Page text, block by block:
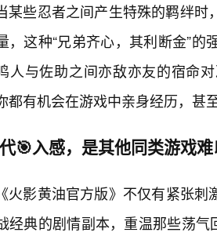
某些忍者之间产生特殊的羁绊
，这种“兄弟齐心，其利断金”
人与佐助之间亦敌亦友的宿命
都有机会在游戏中亲身经历，甚
🎯入感，是其他同类游戏
《火影黄油官方版》不仅有紧张
经典的剧情副本，重温那些荡